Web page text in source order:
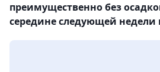
преимущественно без
середине следующей недели